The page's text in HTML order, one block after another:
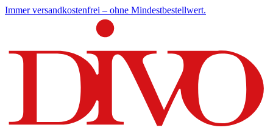
Immer versandkostenfrei – ohne Mindestbestellwert.